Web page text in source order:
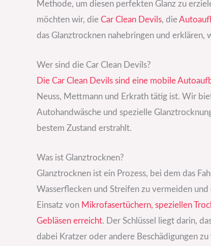
Methode, um diesen perfekten Glanz zu
möchten wir, die Car Clean Devils, die
das Glanztrocknen nahebringen und erklären,
Wer sind die Car Clean Devils?
Die Car Clean Devils sind eine mobile
Neuss, Mettmann und Erkrath tätig ist. Wir
Autohandwäsche und spezielle
bestem Zustand erstrahlt.
Was ist Glanztrocknen?
Glanztrocknen ist ein Prozess, bei dem das
Wasserflecken und Streifen zu vermeiden
Einsatz von Mikrofasertüchern, speziellen
Gebläsen erreicht. Der Schlüssel liegt darin,
dabei Kratzer oder andere Beschädigungen zu